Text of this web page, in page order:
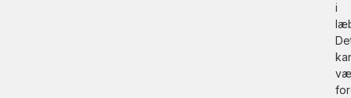
i